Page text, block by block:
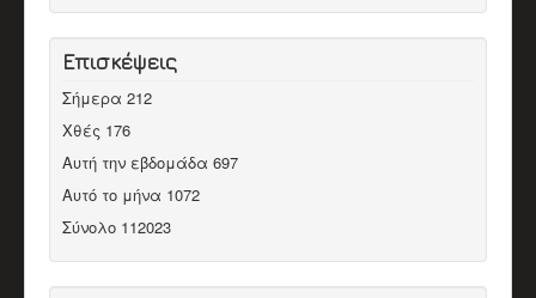
Επισκέψεις
Σήμερα 212
Χθές 176
Αυτή την εβδομάδα 697
Αυτό το μήνα 1072
Σύνολο 112023